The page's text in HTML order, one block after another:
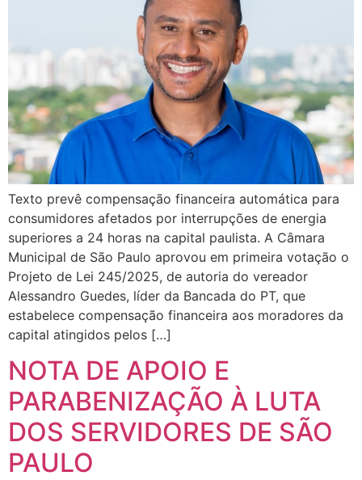
Texto prevê compensação financeira automática para
consumidores afetados por interrupções de energia
superiores a 24 horas na capital paulista. A Câmara
Municipal de São Paulo aprovou em primeira votação o
Projeto de Lei 245/2025, de autoria do vereador
Alessandro Guedes, líder da Bancada do PT, que
estabelece compensação financeira aos moradores da
capital atingidos pelos […]
NOTA DE APOIO E
PARABENIZAÇÃO À LUTA
DOS SERVIDORES DE SÃO
PAULO